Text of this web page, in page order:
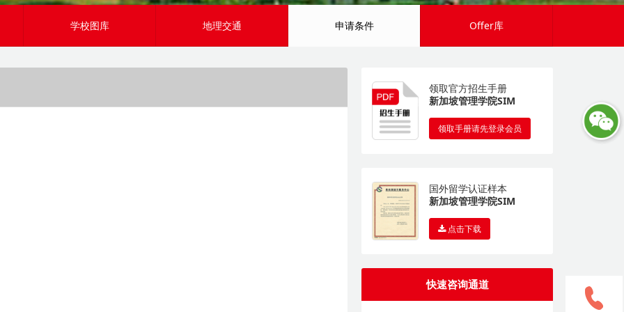
学校图库 地理交通 申请条件 Offer库
领取官方招生手册
新加坡管理学院SIM
领取手册请先登录会员
国外留学认证样本
新加坡管理学院SIM
点击下载
快速咨询通道